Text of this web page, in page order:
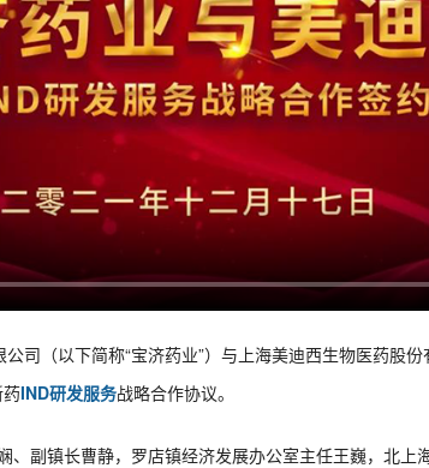
司（以下简称“宝济药业”）与上海美迪西生物医药股份
药IND研发服务战略合作协议。
、副镇长曹静，罗店镇经济发展办公室主任王巍，北上